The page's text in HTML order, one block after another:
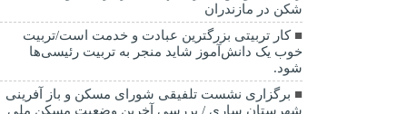
شکن در مازندران
کار تربیتی بزرگترین عبادت و خدمت است/تربیت
خوب یک دانش‌آموز شاید منجر به تربیت رئیسی‌ها
شود.
برگزاری ‌نشست تلفیقی شورای مسکن و باز آفرینی
شهرستان ساری / بررسی آخرین وضعیت مسکن ملی